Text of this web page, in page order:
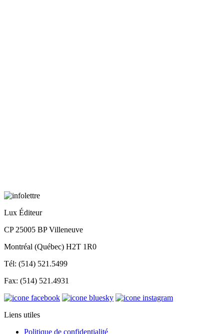
Lux Éditeur
CP 25005 BP Villeneuve
Montréal (Québec) H2T 1R0
Tél: (514) 521.5499
Fax: (514) 521.4931
Liens utiles
Politique de confidentialité